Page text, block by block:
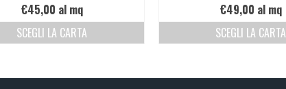
€45,00 al mq
SCEGLI LA CARTA
€49,00 al mq
SCEGLI LA CARTA